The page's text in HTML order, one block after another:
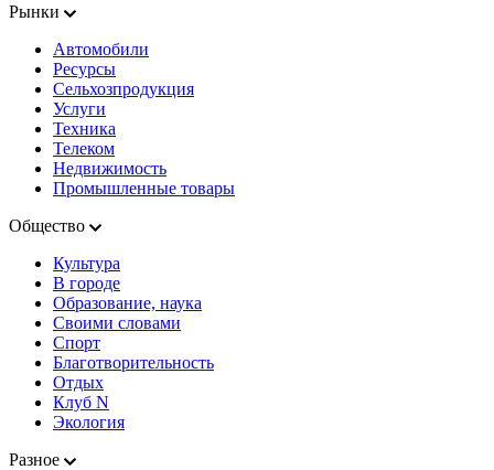
Рынки
Автомобили
Ресурсы
Сельхозпродукция
Услуги
Техника
Телеком
Недвижимость
Промышленные товары
Общество
Культура
В городе
Образование, наука
Своими словами
Спорт
Благотворительность
Отдых
Клуб N
Экология
Разное